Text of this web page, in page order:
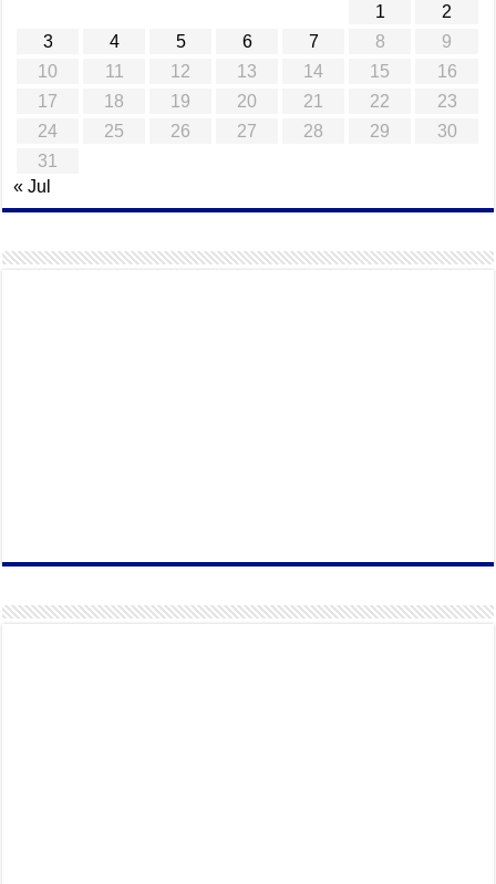
1
2
3
4 5 6 7 8
9
10
11 12 13 14 15
16
17
18 19 20 21 22
23
24
25 26 27 28 29
30
31
« Jul